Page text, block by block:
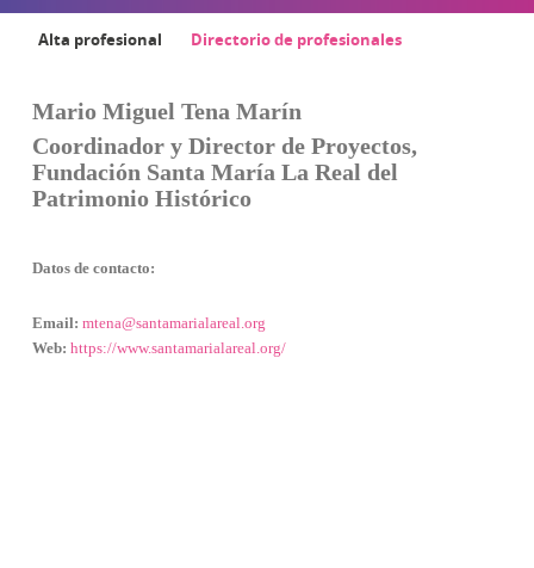
Alta profesional Directorio de profesionales
Mario Miguel Tena Marín
Coordinador y Director de Proyectos,
Fundación Santa María La Real del
Patrimonio Histórico
Datos de contacto:
Email: mtena@santamarialareal.org
Web: https://www.santamarialareal.org/